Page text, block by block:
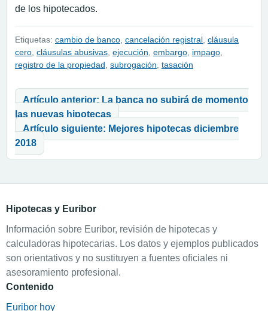
de los hipotecados.
Etiquetas: cambio de banco cancelación registral cláusula
cero cláusulas abusivas ejecución embargo impago
registro de la propiedad subrogación tasación
Navegación de entradas
Artículo anterior: La banca no subirá de momento
las nuevas hipotecas
Artículo siguiente: Mejores hipotecas diciembre
2018
Hipotecas y Euribor
Información sobre Euribor, revisión de hipotecas y
calculadoras hipotecarias. Los datos y ejemplos publicados
son orientativos y no sustituyen a fuentes oficiales ni
asesoramiento profesional.
Contenido
Euribor hoy